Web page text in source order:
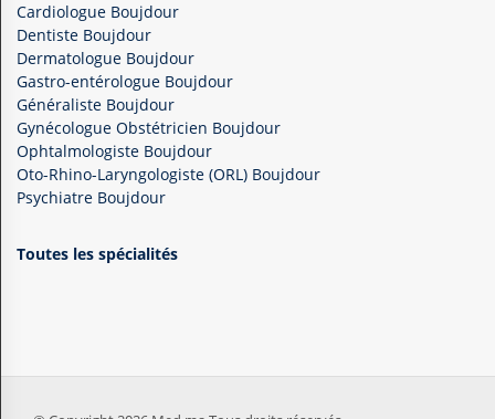
Cardiologue Boujdour
Dentiste Boujdour
Dermatologue Boujdour
Gastro-entérologue Boujdour
Généraliste Boujdour
Gynécologue Obstétricien Boujdour
Ophtalmologiste Boujdour
Oto-Rhino-Laryngologiste (ORL) Boujdour
Psychiatre Boujdour
Toutes les spécialités